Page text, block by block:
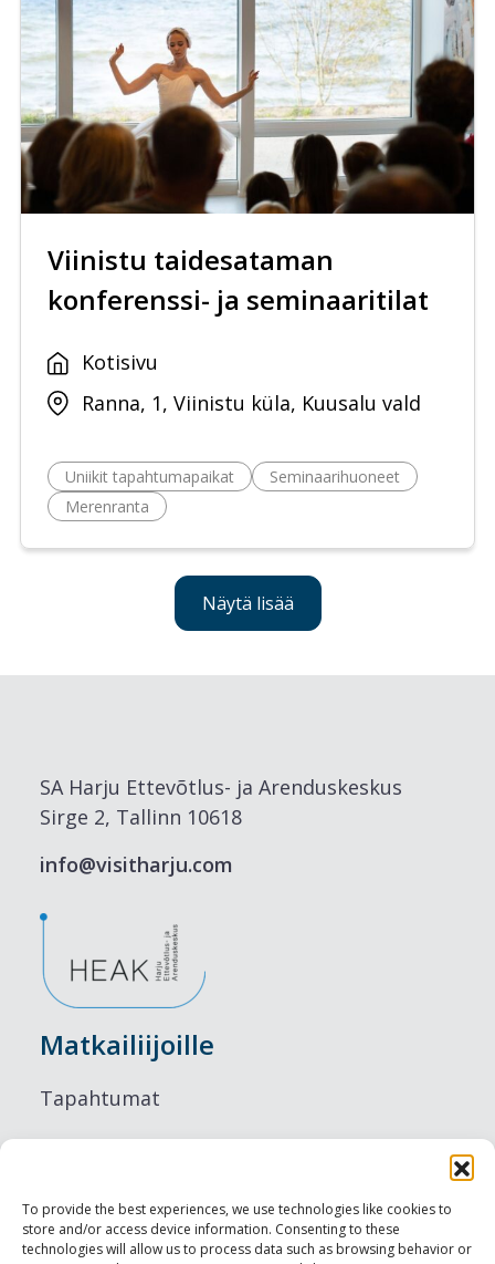
To provide the best experiences, we use technologies like cookies to
store and/or access device information. Consenting to these
technologies will allow us to process data such as browsing behavior or
Viinistu taidesataman
konferenssi- ja seminaaritilat
Kotisivu
Ranna, 1, Viinistu küla, Kuusalu vald
Uniikit tapahtumapaikat
Seminaarihuoneet
Merenranta
Näytä lisää
SA Harju Ettevõtlus- ja Arenduskeskus
Sirge 2, Tallinn 10618
info@visitharju.com
Matkailiijoille
Tapahtumat
Ruokailu
Nähtävyydet